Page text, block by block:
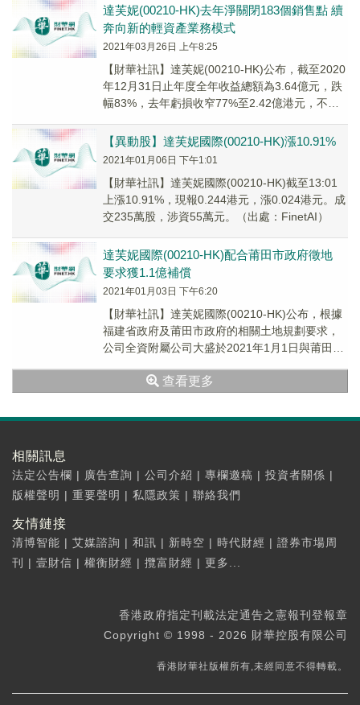
達芙妮(00210-HK)去年淨關閉183個銷售點 續
奔向新的輕資產業務模式
2021年03月26日 上午8:25
【財華社訊】達芙妮(00210-HK)公布，截至2020
年12月31日止年度全年收益總額為3.64億元，跌
幅83%，去年虧損收窄77%至2.42億港元，不派
【異動股】達芙妮國際(00210-HK)漲10.91%
2021年01月06日 下午1:01
【財華社訊】達芙妮國際(00210-HK)截至13:01
上漲10.91%，現報0.244港元，漲0.024港元。成
交235萬股，涉資55萬元。（出處：FinetAI）
達芙妮國際(00210-HK)配合莆田市政府徵地
要求獲1.1億補償
2021年01月03日 下午6:20
【財華社訊】達芙妮國際(00210-HK)公布，根據
福建省政府及莆田市政府的相關土地規劃要求，
公司全資附屬公司大盛於2021年1月1日與莆田市
查看更多
相關訊息
法定公告欄 | 廣告查詢 | 公司介紹 | 專欄邀稿 | 投資者關係 |
版權聲明 | 重要聲明 | 私隱政策 | 聯絡我們
友情鏈接
清博智能 | 艾媒諮詢 | 和訊 | 新時空 | 時代財經 | 證券市場周
刊
| 壹財信 | 權衡財經 | 攬富財經 | 更多...
香港政府指定刊載法定通告之憲報刊登報章
Copyright © 1998 - 2026 財華控股有限公司
香港財華社版權所有,未經同意不得轉載。